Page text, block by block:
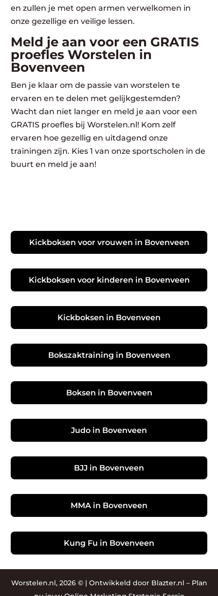
en zullen je met open armen verwelkomen in
onze gezellige en veilige lessen.
Meld je aan voor een GRATIS
proefles Worstelen in
Bovenveen
Ben je klaar om de passie van worstelen te
ervaren en te delen met gelijkgestemden?
Wacht dan niet langer en meld je aan voor een
GRATIS proefles bij Worstelen.nl! Kom zelf
ervaren hoe gezellig en uitdagend onze
trainingen zijn. Kies 1 van onze sportscholen in de
buurt en meld je aan!
Kickboksen voor vrouwen in Bovenveen
Kickboksen voor kinderen in Bovenveen
Kickboksen in Bovenveen
Bokszaktraining in Bovenveen
Boksen in Bovenveen
Judo in Bovenveen
BJJ in Bovenveen
MMA in Bovenveen
Kung Fu in Bovenveen
Worstelen.nl, 2026 © | Ontwikkeld door Blazter.nl – Plan